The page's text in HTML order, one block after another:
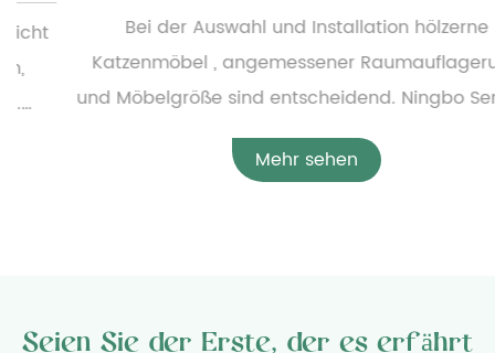
Bei der Auswahl und Installation hölzerne
Katzenmöbel , angemessener Raumauflagerung
und Möbelgröße sind entscheidend. Ningbo Sentian
Pet Supplies Co., Ltd. bietet eine breite Palette von
Holzkatzenmöbeln an, von einfachen kleinen
die spezifischen Abmessungen der Möbel sorgfältig
Mehr sehen
Seien Sie der Erste, der es erfährt